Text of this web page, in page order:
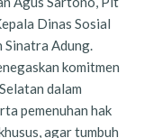
Dinas Sosial
Sinatra Adung.
komitmen
dalam
pemenuhan hak
agar tumbuh